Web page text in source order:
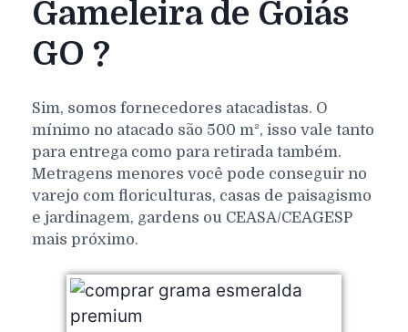
Gameleira de Goiás
GO ?
Sim, somos fornecedores atacadistas. O
mínimo no atacado são 500 m², isso vale tanto
para entrega como para retirada também.
Metragens menores você pode conseguir no
varejo com floriculturas, casas de paisagismo
e jardinagem, gardens ou CEASA/CEAGESP
mais próximo.